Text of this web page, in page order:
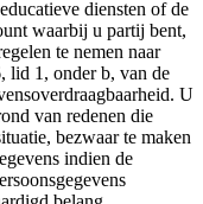
diensten of de
waarbij u partij bent,
te nemen naar
lid 1, onder b, van de
U
van redenen die
bezwaar te maken
indien de